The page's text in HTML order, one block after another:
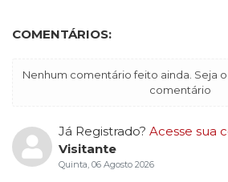
COMENTÁRIOS:
Nenhum comentário feito ainda. Seja
comentário
Já Registrado? Acesse sua
Visitante
Quinta, 06 Agosto 2026